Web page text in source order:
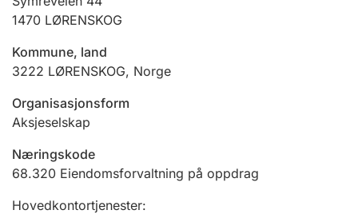
Jeger
Ektepaktveileder
Offentlig sektor
1470 LØRENSKOG
Kommune, land
3222 LØRENSKOG, Norge
Organisasjonsform
Aksjeselskap
Næringskode
68.320 Eiendomsforvaltning på oppdrag
Hovedkontortjenester: